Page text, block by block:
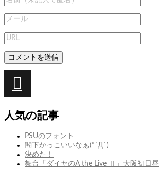
投
稿
ビ
の
投
ら
し
策
人気の記事
PSUのフォント
閣下かっこいいなぁ(*´Д`)
決めた！
舞台「ダイヤのA the Live Ⅱ」大阪初日昼